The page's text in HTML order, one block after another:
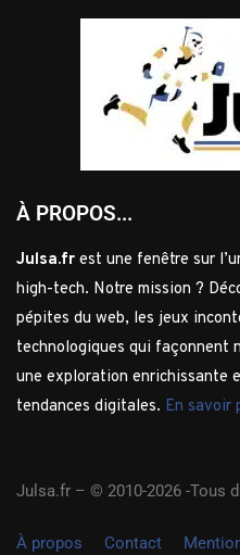
À PROPOS...
Julsa.fr est une fenêtre sur
high-tech. Notre mission ?
pépites du web, les jeux
technologiques qui façonnent
une exploration enrichissante
tendances digitales. En savoir
Julsa.fr – © 2010-2026 -Tous
À propos Contact